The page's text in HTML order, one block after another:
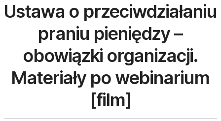
Ustawa o przeciwdziałaniu
praniu pieniędzy –
obowiązki organizacji.
Materiały po webinarium
[film]